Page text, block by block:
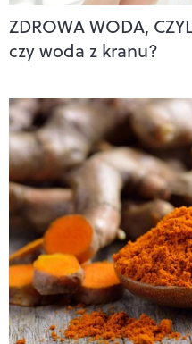
ZDROWA WODA,
czy woda z kranu?